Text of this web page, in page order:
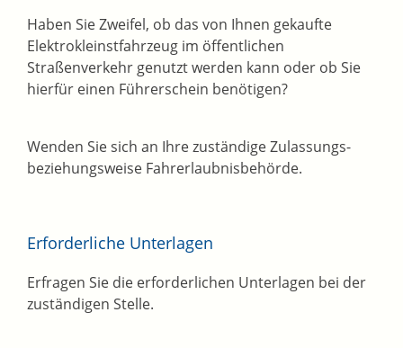
Haben Sie Zweifel, ob das von Ihnen gekaufte
Elektrokleinstfahrzeug im öffentlichen
Straßenverkehr genutzt werden kann oder ob Sie
hierfür einen Führerschein benötigen?
Wenden Sie sich an Ihre zuständige Zulassungs-
beziehungsweise Fahrerlaubnisbehörde.
Erforderliche Unterlagen
Erfragen Sie die erforderlichen Unterlagen bei der
zuständigen Stelle.